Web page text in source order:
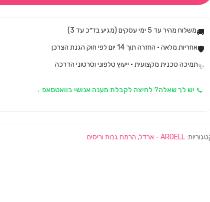
🚚משלוח מהיר עד 5 ימי עסקים (מגיע בד״כ עד 3)
🛡️אחריות מלאה · החזרה תוך 14 יום לפי חוק הגנת הצרכן
✨תמיכה טכנית מקצועית · ייעוץ טלפוני וסרטוני הדרכה
יש לך שאלה? לחיצה לקבלת מענה אנושי בוואטסאפ →
ARDELL - ארדל , הרמת גבות וריסים